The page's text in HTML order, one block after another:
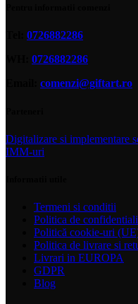
0726882286
0726882286
comenzi@giftart.ro
Digitalizare si implementare
IMM-uri
Termeni si conditii
Politica de
Politică cookie-uri
Politica de livrare si
Livrari in EUROPA
GDPR
Blog